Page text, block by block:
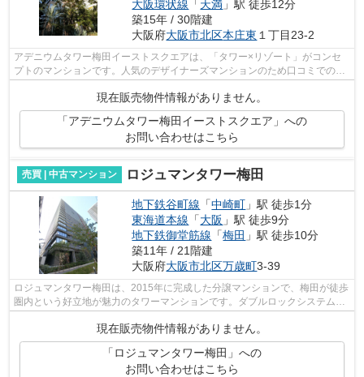
大阪環状線 「 天満 」駅 徒歩12分
築15年 / 30階建
大阪府大阪市北区本庄東 １丁目23-2
アデニウムタワー梅田イーストスクエアは、「タワー×リゾート」がコンセ
プトのマンションです。人気のデザイナーズマンションのため口コミでの評
価が高く、徒歩圏内に利用可能な駅が5...
現在販売物件情報がありません。
「アデニウムタワー梅田イーストスクエア」への
お問い合わせはこちら
売買 | 中古マンション ロジュマンタワー梅田
地下鉄谷町線 「中崎町 」駅 徒歩1分
東海道本線 「大阪 」駅 徒歩9分
地下鉄御堂筋線 「梅田 」駅 徒歩10分
築11年 / 21階建
大阪府大阪市北区万歳町3-39
ロジュマンタワー梅田は、2015年に完成した分譲マンションで、梅田が徒歩
圏内という好立地が魅力のタワーマンションです。ダブルロックシステムや
現在販売物件情報がありません。
「ロジュマンタワー梅田」への
お問い合わせはこちら